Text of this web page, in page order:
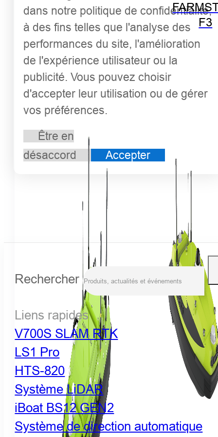
F3
dans notre politique de confidentialité,
à des fins telles que l'analyse des
performances du site, l'amélioration
de l'expérience utilisateur ou la
publicité. Vous pouvez choisir
d'accepter leur utilisation ou de gérer
vos préférences.
Être en
désaccord
Accepter
Rechercher
Liens rapides
V700S SLAM RTK
LS1 Pro
HTS-820
Système LiDAR
iBoat BS12 GEN2
Système de direction automatique